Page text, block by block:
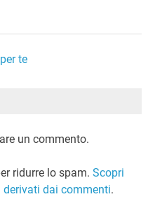
te
un commento.
ridurre lo spam.Scopri
dai commenti.